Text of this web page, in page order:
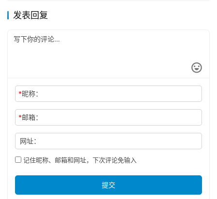
发表回复
*昵称：
*邮箱：
网址：
记住昵称、邮箱和网址，下次评论免输入
提交